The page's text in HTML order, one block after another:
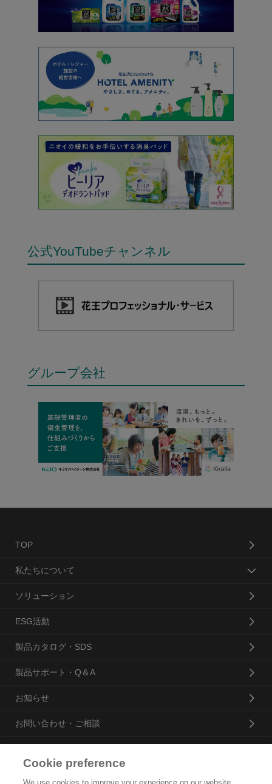
公式YouTubeチャンネル
グループ会社
TOP
私たちについて
ソリューション
ESG活動
製品カタログ・SDS
製品サポート・Q＆A
お知らせ
お問い合わせ・ご相談
Cookie preference